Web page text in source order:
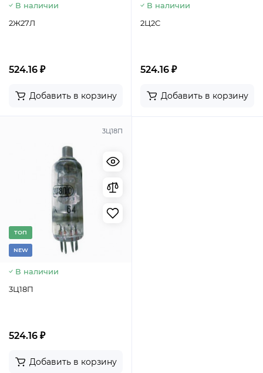
В наличии
2Ж27Л
524.16 ₽
Добавить в корзину
В наличии
2Ц2С
524.16 ₽
Добавить в корзину
3Ц18П
TОП
NEW
В наличии
3Ц18П
524.16 ₽
Добавить в корзину